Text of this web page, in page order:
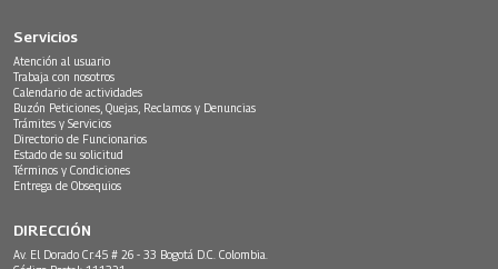
Servicios
Atención al usuario
Trabaja con nosotros
Calendario de actividades
Buzón Peticiones, Quejas, Reclamos y Denuncias
Trámites y Servicios
Directorio de Funcionarios
Estado de su solicitud
Términos y Condiciones
Entrega de Obsequios
DIRECCIÓN
Av. El Dorado Cr.45 # 26 - 33 Bogotá D.C. Colombia.